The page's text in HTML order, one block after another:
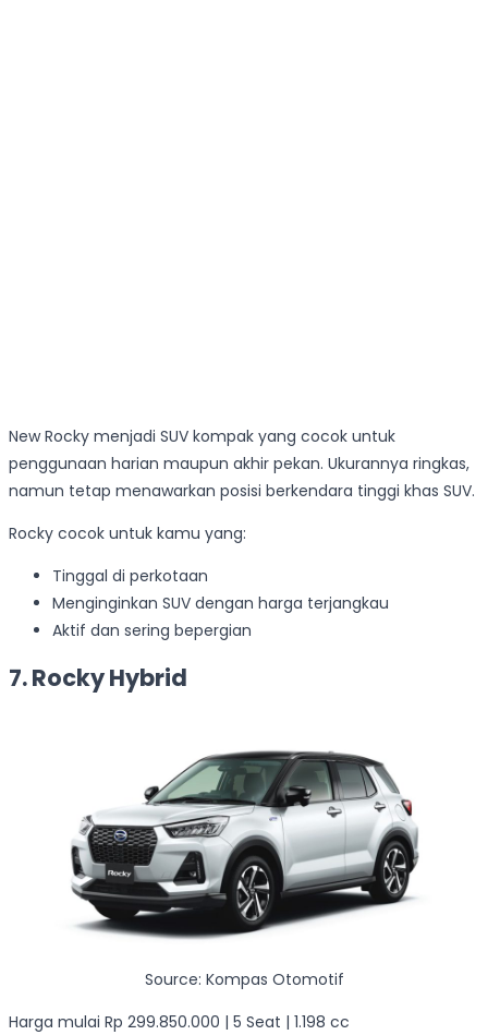
New Rocky menjadi SUV kompak yang cocok untuk
penggunaan harian maupun akhir pekan. Ukurannya ringkas,
namun tetap menawarkan posisi berkendara tinggi khas SUV.
Rocky cocok untuk kamu yang:
Tinggal di perkotaan
Menginginkan SUV dengan harga terjangkau
Aktif dan sering bepergian
7. Rocky Hybrid
Source: Kompas Otomotif
Harga mulai Rp 299.850.000 | 5 Seat | 1.198 cc